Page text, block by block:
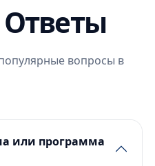
вопросы в
или программа